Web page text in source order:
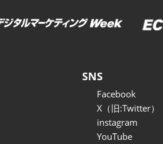
SNS
Facebook
X（旧:Twitter）
instagram
YouTube